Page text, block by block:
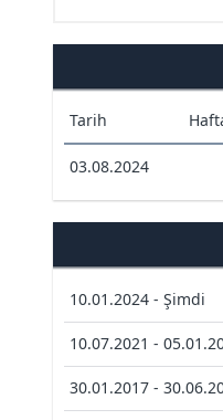
Tarih
03.08.2024
10.01.2024 - Şimdi
10.07.2021 -
30.01.2017 -